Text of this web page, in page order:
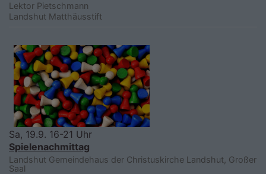
Lektor Pietschmann
Landshut Matthäusstift
Sa, 19.9. 16-21 Uhr
Spielenachmittag
Landshut Gemeindehaus der Christuskirche Landshut, Großer
Saal